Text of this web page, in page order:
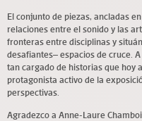
El conjunto de piezas, ancladas
relaciones entre el sonido y las
fronteras entre disciplinas y
desafiantes– espacios de cruce.
tan cargado de historias que hoy
protagonista activo de la
perspectivas.
Agradezco a Anne-Laure